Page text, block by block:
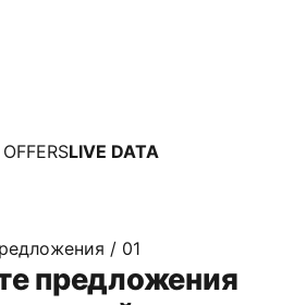
LIVE DATA
/ 01
предложения